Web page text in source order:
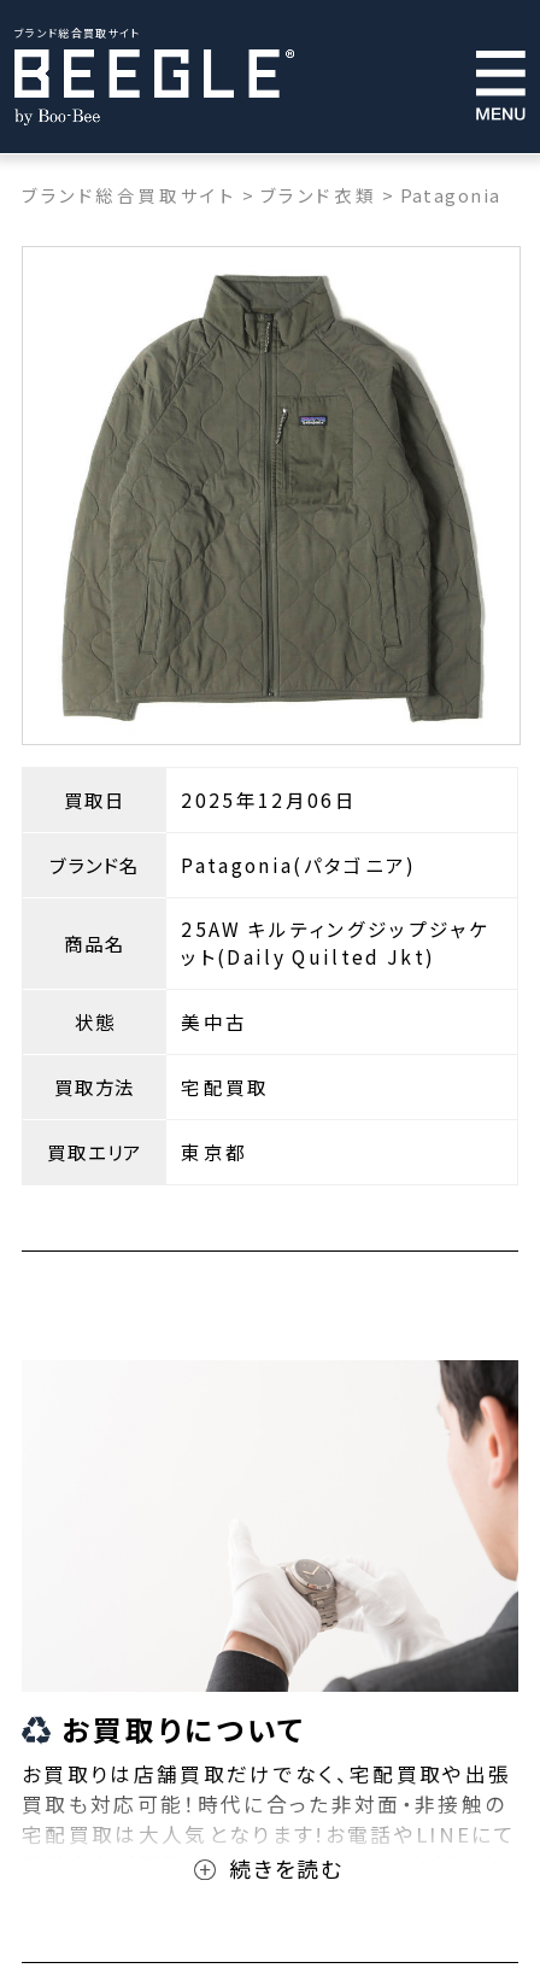
ブランド総合買取サイト
ブランド総合買取サイト > ブランド衣類 > Patagonia
買取日 2025年12月06日
ブランド名 Patagonia(パタゴニア)
商品名
25AW キルティングジップジャケ
ット(Daily Quilted Jkt)
状態 美中古
買取方法 宅配買取
買取エリア 東京都
お買取りについて
お買取りは店舗買取だけでなく、宅配買取や出張
買取も対応可能！時代に合った非対面・非接触の
宅配買取は大人気となります!お電話やLINEにて
事前査定が可能となっております！また無料の宅